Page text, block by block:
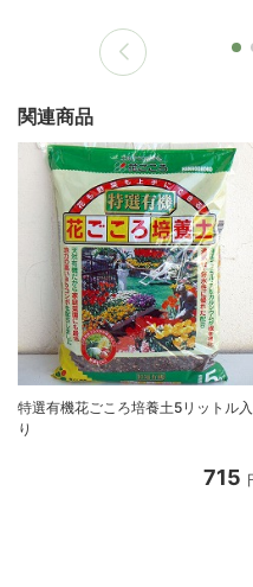
関連商品
特選有機花ごころ培養土5リットル入
り
715